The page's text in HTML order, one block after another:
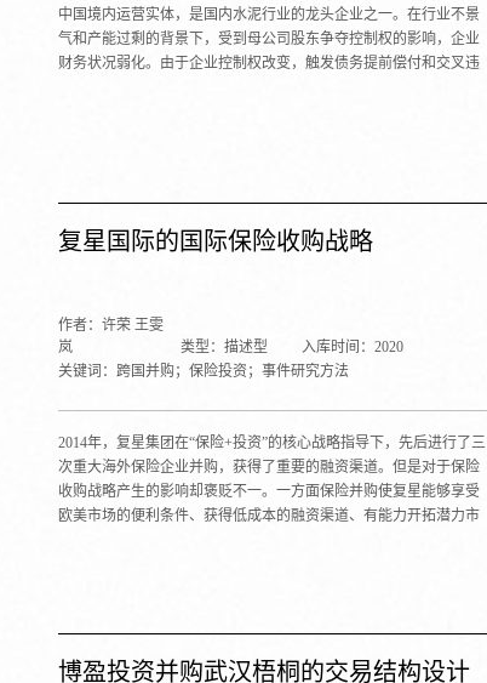
中国境内运营实体，是国内水泥行业的龙头企业之一。在行业不景
气和产能过剩的背景下，受到母公司股东争夺控制权的影响，企业
财务状况弱化。由于企业控制权改变，触发债务提前偿付和交叉违
复星国际的国际保险收购战略
作者：许荣 王雯
岚
类型：描述型
入库时间：2020
关键词：跨国并购；保险投资；事件研究方法
2014年，复星集团在“保险+投资”的核心战略指导下，先后进行了三
次重大海外保险企业并购，获得了重要的融资渠道。但是对于保险
收购战略产生的影响却褒贬不一。一方面保险并购使复星能够享受
欧美市场的便利条件、获得低成本的融资渠道、有能力开拓潜力市
博盈投资并购武汉梧桐的交易结构设计